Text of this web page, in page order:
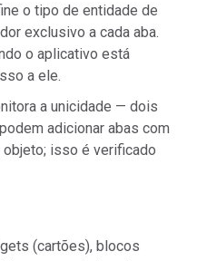
o tipo de entidade de
exclusivo a cada aba.
o aplicativo está
a ele.
a unicidade — dois
adicionar abas com
isso é verificado
(cartões), blocos